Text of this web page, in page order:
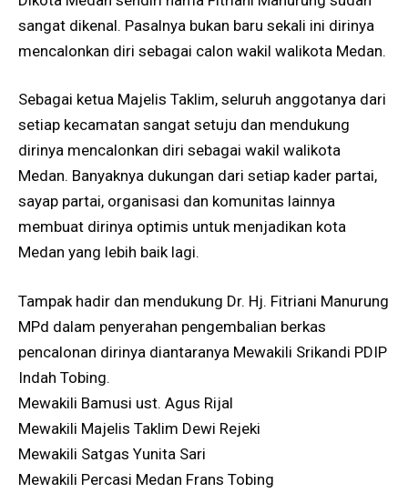
sangat dikenal. Pasalnya bukan baru sekali ini dirinya
mencalonkan diri sebagai calon wakil walikota Medan.
Sebagai ketua Majelis Taklim, seluruh anggotanya dari
setiap kecamatan sangat setuju dan mendukung
dirinya mencalonkan diri sebagai wakil walikota
Medan. Banyaknya dukungan dari setiap kader partai,
sayap partai, organisasi dan komunitas lainnya
membuat dirinya optimis untuk menjadikan kota
Medan yang lebih baik lagi.
Tampak hadir dan mendukung Dr. Hj. Fitriani Manurung
MPd dalam penyerahan pengembalian berkas
pencalonan dirinya diantaranya Mewakili Srikandi PDIP
Indah Tobing.
Mewakili Bamusi ust. Agus Rijal
Mewakili Majelis Taklim Dewi Rejeki
Mewakili Satgas Yunita Sari
Mewakili Percasi Medan Frans Tobing